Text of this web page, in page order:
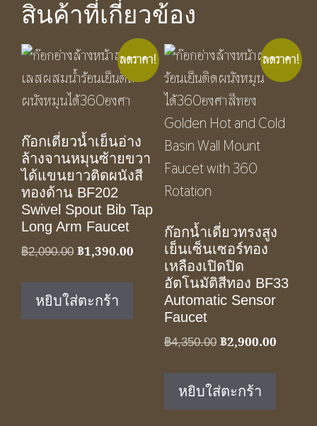
สินค้าที่เกี่ยวข้อง
ลดราคา!
ก๊อกเดี่ยวน้ำเย็นอ่าง
ล้างจานหมุนซ้ายขวา
ได้แขนยาวติดผนังสี
ทองด้าน BF202
Swivel Spout Bib Tap
Long Arm Faucet
฿2,090.00 Original
฿2,090.00.
฿1,390.00 Current
฿1,390.00.
หยิบใส่ตะกร้า
ลดราคา!
ก๊อกน้ำเดี่ยวทรงสูง
เย็นเซ็นเซอร์ทอง
เหลืองเปิดปิด
อัตโนมัติสีทอง BF33
Automatic Sensor
Faucet
฿4,350.00 Original
฿4,350.00.
฿2,900.00Current
หยิบใส่ตะกร้า